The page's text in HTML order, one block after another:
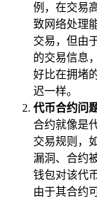
例，在交易
致网络处理
交易，但由
的交易信息
好比在拥堵
迟一样。
代币合约问
合约就像是
交易规则，
漏洞、合约
钱包对该代
由于其合约